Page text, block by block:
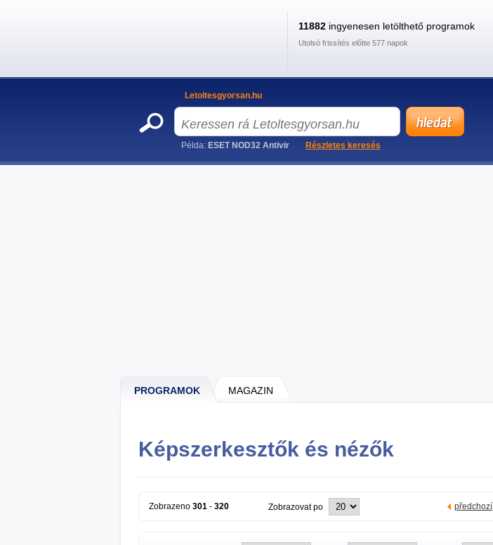
PROGRAMOK MAGAZIN
Képszerkesztők és nézők
Zobrazeno 301 - 320 Zobrazovat po předchozí
11882 ingyenesen letölthető programok
Utolsó frissítés előtte 577 napok
Letoltesgyorsan.hu
Példa: ESET NOD32 Antivir Részletes keresés